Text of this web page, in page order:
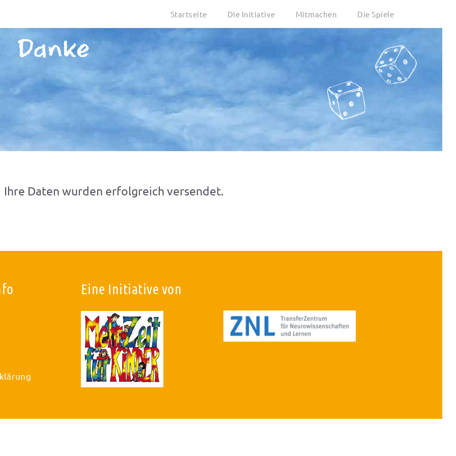
Startseite Die Initiative Mitmachen Die Spiele
Danke
Ihre Daten wurden erfolgreich versendet.
Eine Initiative von